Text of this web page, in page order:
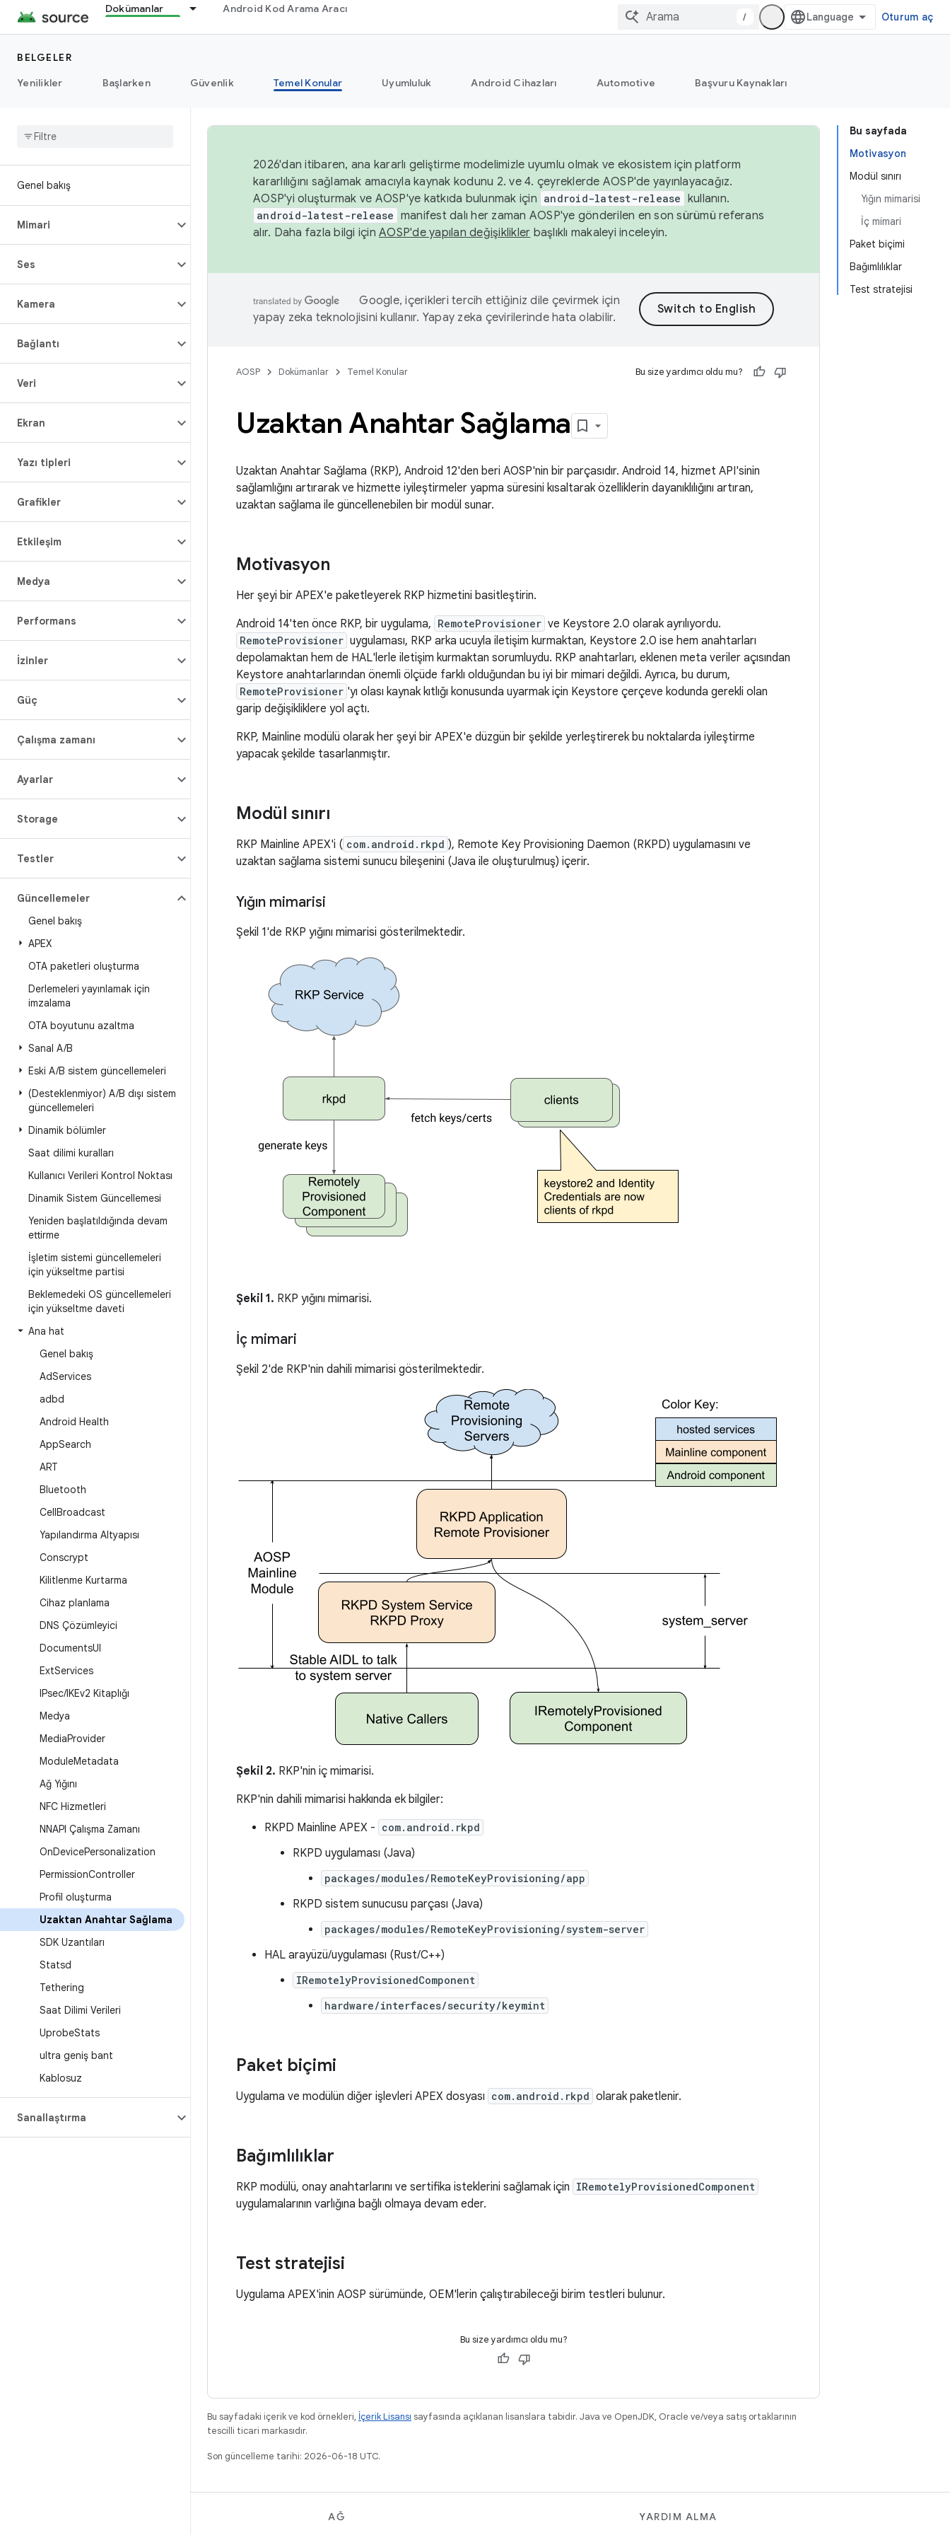
Dokümanlar Android Kod Arama Aracı
/ Oturum aç
BELGELER
Yenilikler
Başlarken Güvenlik Temel Konular Uyumluluk Android Cihazları Automotive Başvuru Kaynakları
Genel bakış
Mimari
Ses
Kamera
Bağlantı
Veri
Ekran
Yazı tipleri
Grafikler
Etkileşim
Medya
Performans
İzinler
Güç
Çalışma zamanı
Ayarlar
Storage
Testler
Güncellemeler
Genel bakış
APEX
OTA paketleri oluşturma
Derlemeleri yayınlamak için
imzalama
OTA boyutunu azaltma
Sanal A/B
Eski A/B sistem güncellemeleri
(Desteklenmiyor) A/B dışı sistem
güncellemeleri
Dinamik bölümler
Saat dilimi kuralları
Kullanıcı Verileri Kontrol Noktası
Dinamik Sistem Güncellemesi
Yeniden başlatıldığında devam
ettirme
İşletim sistemi güncellemeleri
için yükseltme partisi
Beklemedeki OS güncellemeleri
için yükseltme daveti
Ana hat
Genel bakış
AdServices
adbd
Android Health
AppSearch
ART
Bluetooth
CellBroadcast
Yapılandırma Altyapısı
Conscrypt
Kilitlenme Kurtarma
Cihaz planlama
DNS Çözümleyici
DocumentsUI
ExtServices
IPsec/IKEv2 Kitaplığı
Medya
MediaProvider
ModuleMetadata
Ağ Yığını
NFC Hizmetleri
NNAPI Çalışma Zamanı
OnDevicePersonalization
PermissionController
Profil oluşturma
Uzaktan Anahtar Sağlama
SDK Uzantıları
Statsd
Tethering
Saat Dilimi Verileri
UprobeStats
ultra geniş bant
Kablosuz
Sanallaştırma
Bu sayfada
Motivasyon
Modül sınırı
Yığın mimarisi
İç mimari
Paket biçimi
Bağımlılıklar
Test stratejisi
2026'dan itibaren, ana kararlı geliştirme modelimizle uyumlu olmak ve ekosistem için platform
kararlılığını sağlamak amacıyla kaynak kodunu 2. ve 4. çeyreklerde AOSP'de yayınlayacağız.
AOSP'yi oluşturmak ve AOSP'ye katkıda bulunmak için android-latest-release kullanın.
android-latest-release manifest dalı her zaman AOSP'ye gönderilen en son sürümü referans
alır. Daha fazla bilgi için AOSP'de yapılan değişiklikler başlıklı makaleyi inceleyin.
Google, içerikleri tercih ettiğiniz dile çevirmek için
yapay zeka teknolojisini kullanır. Yapay zeka çevirilerinde hata olabilir.
AOSP Dokümanlar Temel Konular Bu size yardımcı oldu mu?
Uzaktan Anahtar Sağlama
Uzaktan Anahtar Sağlama (RKP), Android 12'den beri AOSP'nin bir parçasıdır. Android 14, hizmet API'sinin
sağlamlığını artırarak ve hizmette iyileştirmeler yapma süresini kısaltarak özelliklerin dayanıklılığını artıran,
uzaktan sağlama ile güncellenebilen bir modül sunar.
Motivasyon
Her şeyi bir APEX'e paketleyerek RKP hizmetini basitleştirin.
Android 14'ten önce RKP, bir uygulama, RemoteProvisioner ve Keystore 2.0 olarak ayrılıyordu.
RemoteProvisioner uygulaması, RKP arka ucuyla iletişim kurmaktan, Keystore 2.0 ise hem anahtarları
depolamaktan hem de HAL'lerle iletişim kurmaktan sorumluydu. RKP anahtarları, eklenen meta veriler açısından
Keystore anahtarlarından önemli ölçüde farklı olduğundan bu iyi bir mimari değildi. Ayrıca, bu durum,
RemoteProvisioner 'yı olası kaynak kıtlığı konusunda uyarmak için Keystore çerçeve kodunda gerekli olan
garip değişikliklere yol açtı.
RKP, Mainline modülü olarak her şeyi bir APEX'e düzgün bir şekilde yerleştirerek bu noktalarda iyileştirme
yapacak şekilde tasarlanmıştır.
Modül sınırı
RKP Mainline APEX'i ( com.android.rkpd ), Remote Key Provisioning Daemon (RKPD) uygulamasını ve
uzaktan sağlama sistemi sunucu bileşenini (Java ile oluşturulmuş) içerir.
Yığın mimarisi
Şekil 1'de RKP yığını mimarisi gösterilmektedir.
Şekil 1. RKP yığını mimarisi.
İç mimari
Şekil 2'de RKP'nin dahili mimarisi gösterilmektedir.
Şekil 2. RKP'nin iç mimarisi.
RKP'nin dahili mimarisi hakkında ek bilgiler:
RKPD Mainline APEX - com.android.rkpd
RKPD uygulaması (Java)
packages/modules/RemoteKeyProvisioning/app
RKPD sistem sunucusu parçası (Java)
packages/modules/RemoteKeyProvisioning/system-server
HAL arayüzü/uygulaması (Rust/C++)
IRemotelyProvisionedComponent
hardware/interfaces/security/keymint
Paket biçimi
Uygulama ve modülün diğer işlevleri APEX dosyası com.android.rkpd olarak paketlenir.
Bağımlılıklar
RKP modülü, onay anahtarlarını ve sertifika isteklerini sağlamak için IRemotelyProvisionedComponent
uygulamalarının varlığına bağlı olmaya devam eder.
Test stratejisi
Uygulama APEX'inin AOSP sürümünde, OEM'lerin çalıştırabileceği birim testleri bulunur.
Bu size yardımcı oldu mu?
Bu sayfadaki içerik ve kod örnekleri, İçerik Lisansı sayfasında açıklanan lisanslara tabidir. Java ve OpenJDK, Oracle ve/veya satış ortaklarının
tescilli ticari markasıdır.
Son güncelleme tarihi: 2026-06-18 UTC.
AĞ
YARDIM ALMA